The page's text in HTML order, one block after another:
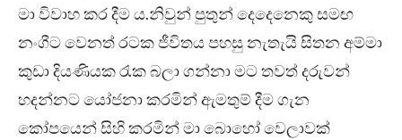
මා විවාහ කර දීම ය.නිවුන් පුතුන් දෙදෙනෙකු සමඟ
නංගීට වෙනත් රටක ජීවිතය පහසු නැතැයි සිතන අම්මා
කුඩා දියණියක රැක බලා ගන්නා මට තවත් දරුවන්
හදන්නට යෝජනා කරමින් ඇමතුම් දීම ගැන
කෝපයෙන් සිහි කරමින් මා බොහෝ වෙලාවක්